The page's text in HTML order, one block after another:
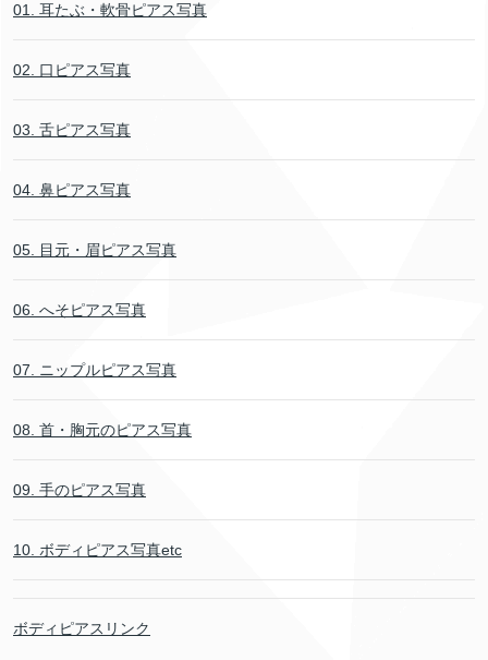
01. 耳たぶ・軟骨ピアス写真
02. 口ピアス写真
03. 舌ピアス写真
04. 鼻ピアス写真
05. 目元・眉ピアス写真
06. へそピアス写真
07. ニップルピアス写真
08. 首・胸元のピアス写真
09. 手のピアス写真
10. ボディピアス写真etc
ボディピアスリンク